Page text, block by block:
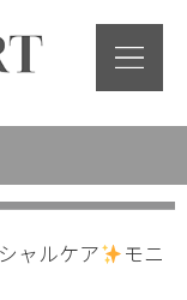
ャルケア
モニ